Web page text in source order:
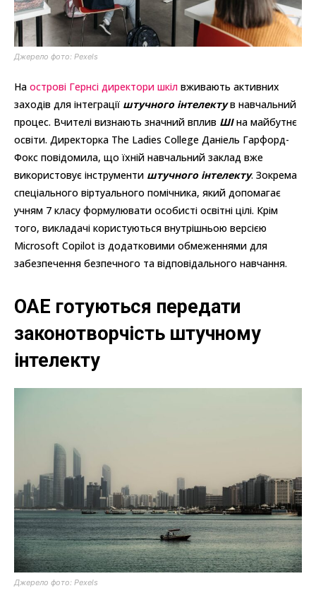
Джерело фото: Pexels
На острові Гернсі директори шкіл вживають активних
заходів для інтеграції штучного інтелектув навчальний
процес. Вчителі визнають значний вплив ШІна майбутнє
освіти. Директорка The Ladies College Даніель Гарфорд-
Фокс повідомила, що їхній навчальний заклад вже
використовує інструменти штучного інтелекту. Зокрема
спеціального віртуального помічника, який допомагає
учням 7 класу формулювати особисті освітні цілі. Крім
того, викладачі користуються внутрішньою версією
Microsoft Copilot із додатковими обмеженнями для
забезпечення безпечного та відповідального навчання.
ОАЕ готуються передати
законотворчість штучному
інтелекту
Джерело фото: Pexels